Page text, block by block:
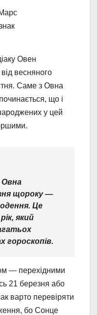
Овен
весняного
Саме з Овна
що і
у цей
Овна
щороку —
Це
який
гороскопів.
— перехідними
21 березня або
варто перевіряти
бо Сонце